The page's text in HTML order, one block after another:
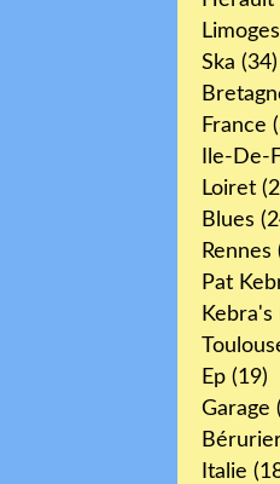
Limoges
Ska (34)
France
Ile-De-
Loiret
Blues
Rennes
Pat
Kebra's
Ep (19)
Garage
Italie